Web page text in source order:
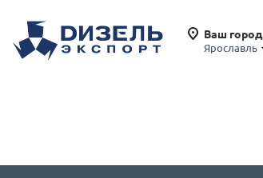
Ваш город
Ярославль